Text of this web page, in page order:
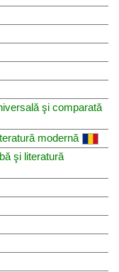
şi comparată
modernă
şi literatură